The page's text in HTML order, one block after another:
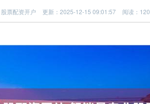
票配资开户 更新：2025-12-15 09:01:57 阅读：120